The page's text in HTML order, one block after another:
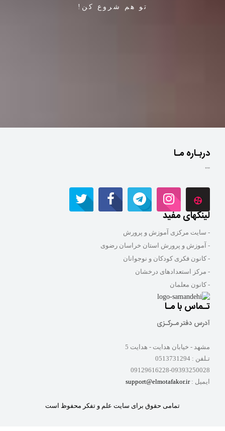
تو هم شروع کن!
دربـاره مـا
""
لینکهای مفید
- سایت مرکزی آموزش و پرورش
- آموزش و پرورش استان خراسان رضوی
- کانون فکری کودکان و نوجوانان
- مرکز استعدادهای درخشان
- کانون معلمان
تـماس با مـا
آدرس دفتر مـرکـزی
مشهد - خیابان هدایت - هدایت 5
تـلفن : 0513731294
09129616228-09393250028
ایمیل :support@elmotafakor.ir
تمامی حقوق برای سایت علم و تفکر محفوظ است